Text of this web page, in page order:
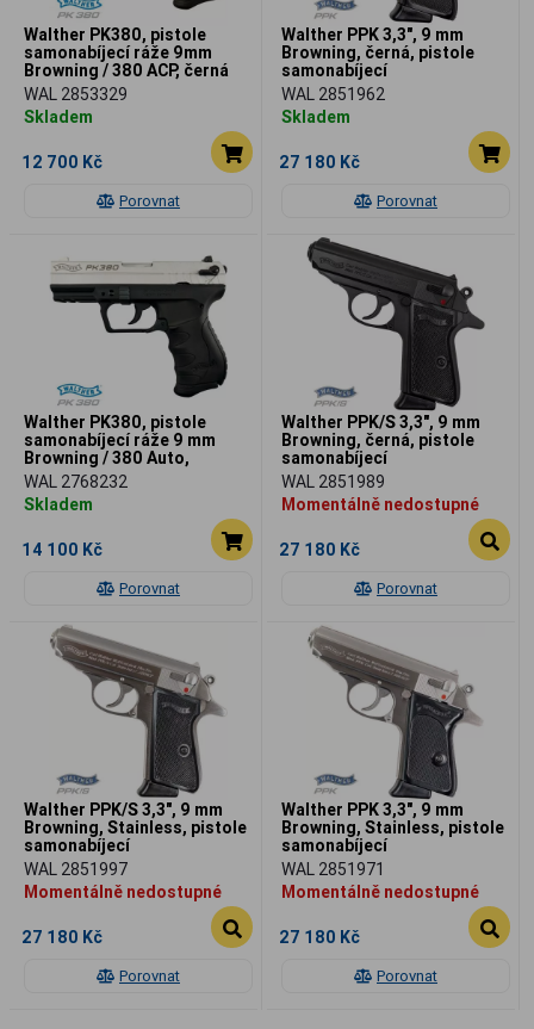
Porovnat
Walther PK380, pistole
samonabíjecí ráže 9mm
Browning / 380 ACP, černá
WAL 2853329
Skladem
12 700 Kč
Porovnat
Walther PPK 3,3", 9 mm
Browning, černá, pistole
samonabíjecí
WAL 2851962
Skladem
27 180 Kč
Porovnat
Walther PK380, pistole
samonabíjecí ráže 9 mm
Browning / 380 Auto,
niklovaná
WAL 2768232
Skladem
14 100 Kč
Porovnat
Walther PPK/S 3,3", 9 mm
Browning, černá, pistole
samonabíjecí
WAL 2851989
Momentálně nedostupné
27 180 Kč
Porovnat
Walther PPK/S 3,3", 9 mm
Browning, Stainless, pistole
samonabíjecí
WAL 2851997
Momentálně nedostupné
27 180 Kč
Porovnat
Walther PPK 3,3", 9 mm
Browning, Stainless, pistole
samonabíjecí
WAL 2851971
Momentálně nedostupné
27 180 Kč